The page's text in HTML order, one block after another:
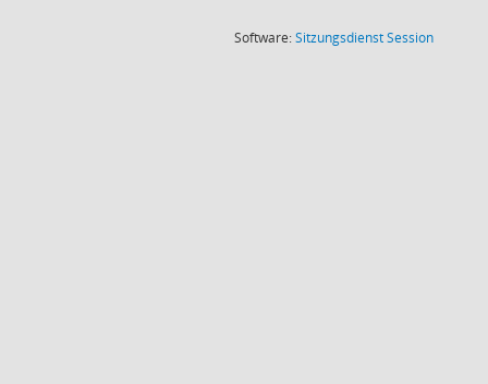
Software:SitzungsdienstSession(Wird in